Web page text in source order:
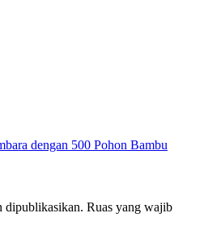
dengan 500 Pohon Bambu
dipublikasikan. Ruas yang wajib